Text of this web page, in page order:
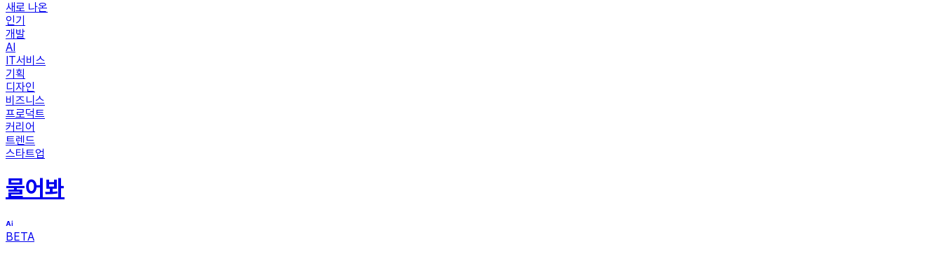
새로 나온
인기
개발
AI
IT서비스
기획
디자인
비즈니스
프로덕트
커리어
트렌드
스타트업
물어봐
BETA